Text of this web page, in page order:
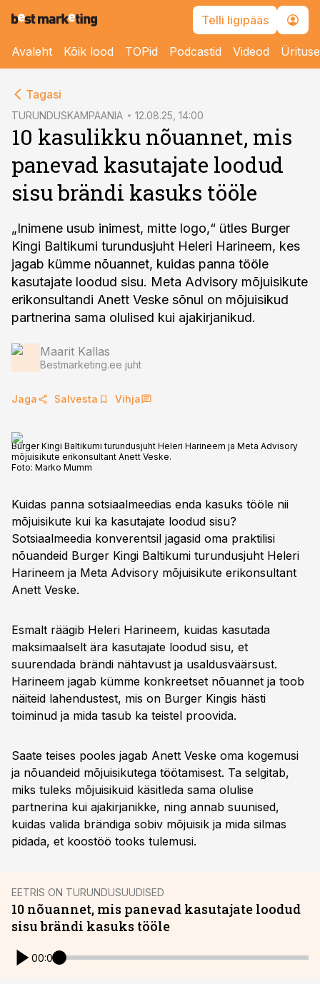
Telli ligipääs
Avaleht Kõik lood TOPid Podcastid Videod
Tagasi
TURUNDUSKAMPAANIA 12.08.25, 14:00
10 kasulikku nõuannet, mis
panevad kasutajate loodud
sisu brändi kasuks tööle
„Inimene usub inimest, mitte logo,“ ütles Burger
Kingi Baltikumi turundusjuht Heleri Harineem, kes
jagab kümme nõuannet, kuidas panna tööle
kasutajate loodud sisu. Meta Advisory mõjuisikute
erikonsultandi Anett Veske sõnul on mõjuisikud
partnerina sama olulised kui ajakirjanikud.
Maarit Kallas
Bestmarketing.ee juht
Jaga Salvesta Vihja
Burger Kingi Baltikumi turundusjuht Heleri Harineem ja Meta Advisory
mõjuisikute erikonsultant Anett Veske.
Foto: Marko Mumm
Kuidas panna sotsiaalmeedias enda kasuks tööle nii
mõjuisikute kui ka kasutajate loodud sisu?
Sotsiaalmeedia konverentsil jagasid oma praktilisi
nõuandeid Burger Kingi Baltikumi turundusjuht Heleri
Harineem ja Meta Advisory mõjuisikute erikonsultant
Anett Veske.
Esmalt räägib Heleri Harineem, kuidas kasutada
maksimaalselt ära kasutajate loodud sisu, et
suurendada brändi nähtavust ja usaldusväärsust.
Harineem jagab kümme konkreetset nõuannet ja toob
näiteid lahendustest, mis on Burger Kingis hästi
toiminud ja mida tasub ka teistel proovida.
Saate teises pooles jagab Anett Veske oma kogemusi
ja nõuandeid mõjuisikutega töötamisest. Ta selgitab,
miks tuleks mõjuisikuid käsitleda sama olulise
partnerina kui ajakirjanikke, ning annab suunised,
kuidas valida brändiga sobiv mõjuisik ja mida silmas
pidada, et koostöö tooks tulemusi.
EETRIS ON TURUNDUSUUDISED
10 nõuannet, mis panevad kasutajate loodud
sisu brändi kasuks tööle
00:00